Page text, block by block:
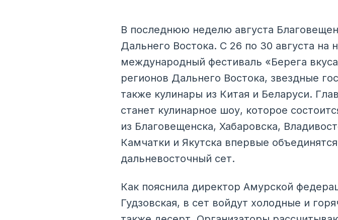
В последнюю неделю августа
Дальнего Востока. С 26 по 30 августа
международный фестиваль «Берега
регионов Дальнего Востока, звездные
также кулинары из Китая и Беларуси.
станет кулинарное шоу, которое
из Благовещенска, Хабаровска,
Камчатки и Якутска впервые
дальневосточный сет.
Как пояснила директор Амурской
Гудзовская, в сет войдут холодные и